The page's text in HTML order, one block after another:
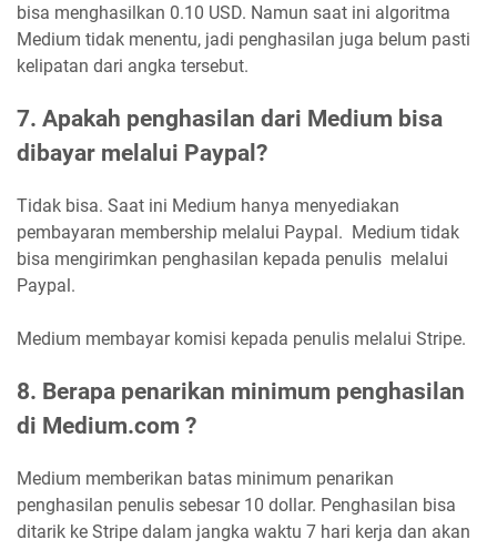
bisa menghasilkan 0.10 USD. Namun saat ini algoritma
Medium tidak menentu, jadi penghasilan juga belum pasti
kelipatan dari angka tersebut.
7. Apakah penghasilan dari Medium bisa
dibayar melalui Paypal?
Tidak bisa. Saat ini Medium hanya menyediakan
pembayaran membership melalui Paypal. Medium tidak
bisa mengirimkan penghasilan kepada penulis melalui
Paypal.
Medium membayar komisi kepada penulis melalui Stripe.
8. Berapa penarikan minimum penghasilan
di Medium.com ?
Medium memberikan batas minimum penarikan
penghasilan penulis sebesar 10 dollar. Penghasilan bisa
ditarik ke Stripe dalam jangka waktu 7 hari kerja dan akan